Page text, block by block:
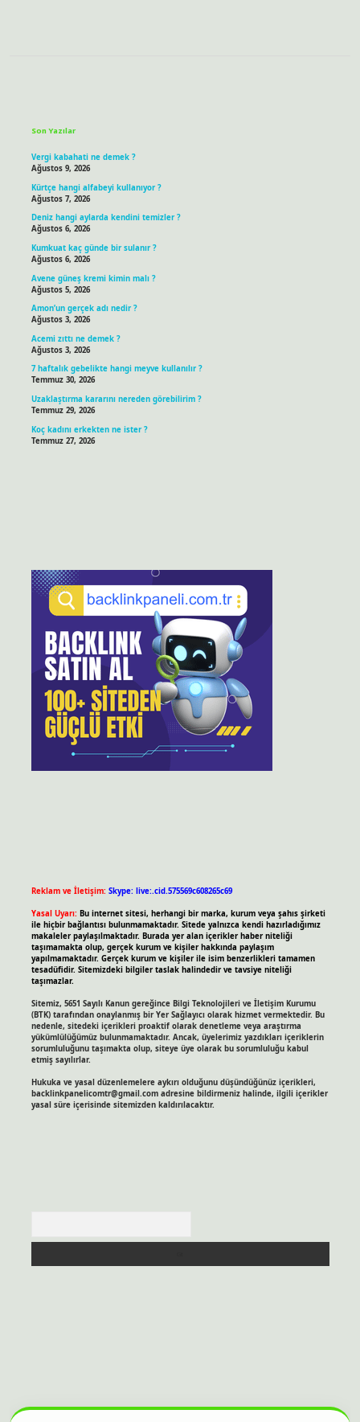
Son Yazılar
Vergi kabahati ne demek ?
Ağustos 9, 2026
Kürtçe hangi alfabeyi kullanıyor ?
Ağustos 7, 2026
Deniz hangi aylarda kendini temizler ?
Ağustos 6, 2026
Kumkuat kaç günde bir sulanır ?
Ağustos 6, 2026
Avene güneş kremi kimin malı ?
Ağustos 5, 2026
Amon’un gerçek adı nedir ?
Ağustos 3, 2026
Acemi zıttı ne demek ?
Ağustos 3, 2026
7 haftalık gebelikte hangi meyve kullanılır ?
Temmuz 30, 2026
Uzaklaştırma kararını nereden görebilirim ?
Temmuz 29, 2026
Koç kadını erkekten ne ister ?
Temmuz 27, 2026
Reklam ve İletişim: Skype: live:.cid.575569c608265c69
Yasal Uyarı: Bu internet sitesi, herhangi bir marka, kurum veya şahıs şirketi
ile hiçbir bağlantısı bulunmamaktadır. Sitede yalnızca kendi hazırladığımız
makaleler paylaşılmaktadır. Burada yer alan içerikler haber niteliği
taşımamakta olup, gerçek kurum ve kişiler hakkında paylaşım
yapılmamaktadır. Gerçek kurum ve kişiler ile isim benzerlikleri tamamen
tesadüfidir. Sitemizdeki bilgiler taslak halindedir ve tavsiye niteliği
taşımazlar.
Sitemiz, 5651 Sayılı Kanun gereğince Bilgi Teknolojileri ve İletişim Kurumu
(BTK) tarafından onaylanmış bir Yer Sağlayıcı olarak hizmet vermektedir. Bu
nedenle, sitedeki içerikleri proaktif olarak denetleme veya araştırma
yükümlülüğümüz bulunmamaktadır. Ancak, üyelerimiz yazdıkları içeriklerin
sorumluluğunu taşımakta olup, siteye üye olarak bu sorumluluğu kabul
etmiş sayılırlar.
Hukuka ve yasal düzenlemelere aykırı olduğunu düşündüğünüz içerikleri,
backlinkpanelicomtr@gmail.comadresine bildirmeniz halinde, ilgili içerikler
yasal süre içerisinde sitemizden kaldırılacaktır.